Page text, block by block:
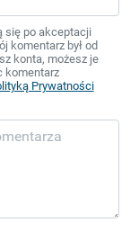
się po akceptacji
komentarz był od
konta, możesz je
komentarz
Prywatności